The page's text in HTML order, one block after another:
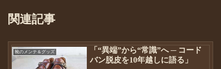
関連記事
靴のメンテ＆グッズ
「“異端”から“常識”へ ─ コード
バン脱皮を10年越しに語る」